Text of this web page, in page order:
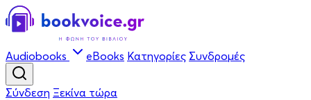
Audiobooks eBooks Κατηγορίες Συνδρομές
Σύνδεση Ξεκίνα τώρα